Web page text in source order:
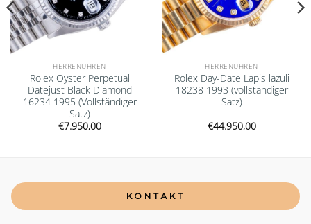
HERRENUHREN
Rolex Oyster Perpetual
Datejust Black Diamond
16234 1995 (Vollständiger
Satz)
€7.950,00
HERRENUHREN
Rolex Day-Date Lapis lazuli
18238 1993 (vollständiger
Satz)
€44.950,00
KONTAKT